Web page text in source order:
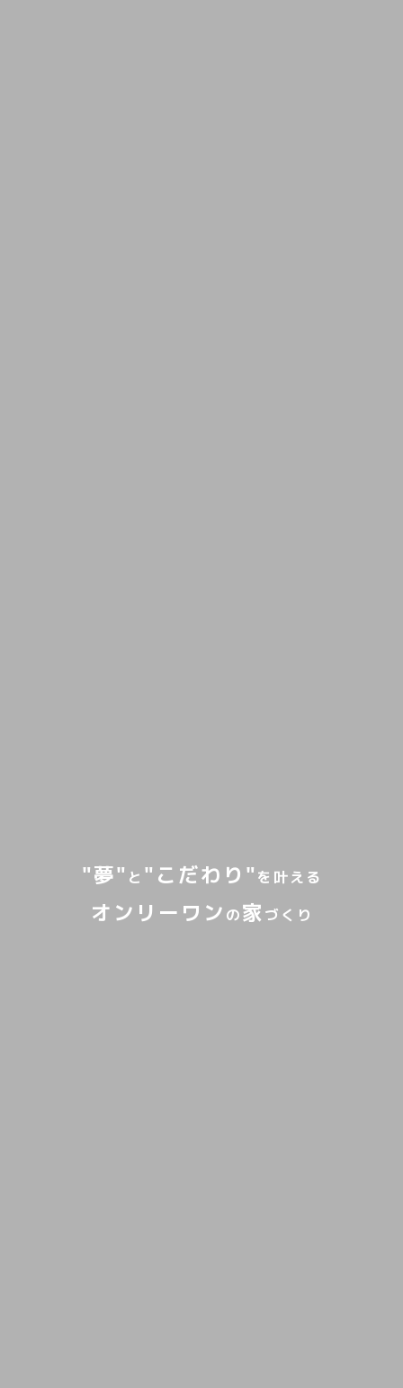
"夢" と "こだわり" を叶える
オンリーワン の家 づくり